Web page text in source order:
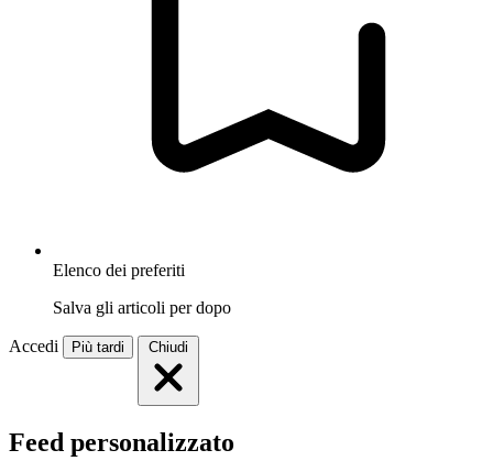
Elenco dei preferiti
Salva gli articoli per dopo
Accedi Più tardi Chiudi
Feed personalizzato